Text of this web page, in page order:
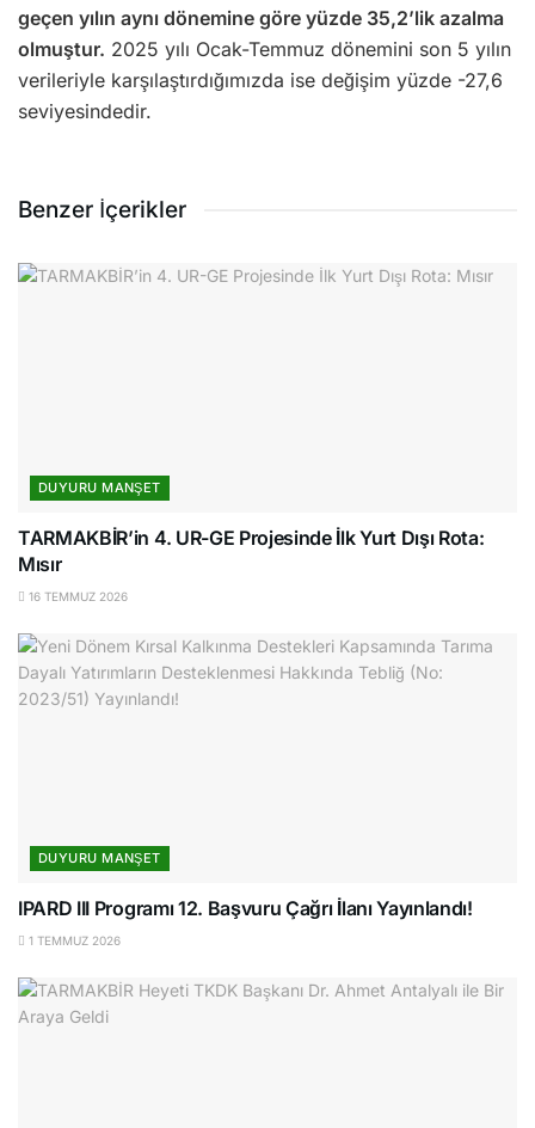
geçen yılın aynı dönemine göre yüzde 35,2’lik azalma
olmuştur. 2025 yılı Ocak-Temmuz dönemini son 5 yılın
verileriyle karşılaştırdığımızda ise değişim yüzde -27,6
seviyesindedir.
Benzer İçerikler
DUYURU MANŞET
TARMAKBİR’in 4. UR-GE Projesinde İlk Yurt Dışı Rota:
Mısır
16 TEMMUZ 2026
DUYURU MANŞET
IPARD III Programı 12. Başvuru Çağrı İlanı Yayınlandı!
1 TEMMUZ 2026